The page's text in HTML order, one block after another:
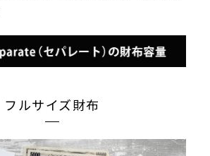
フルサイズ財布